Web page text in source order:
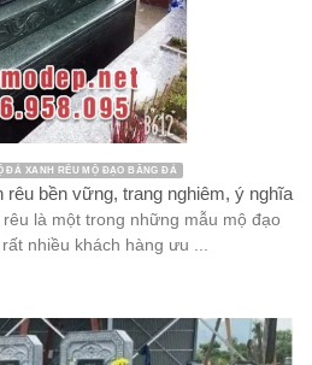
ĐÁ XANH RÊU MỘ ĐẠO BẰNG ĐÁ
rêu bền vững, trang nghiêm, ý nghĩa
là một trong những mẫu mộ đạo
nhiều khách hàng ưu ...